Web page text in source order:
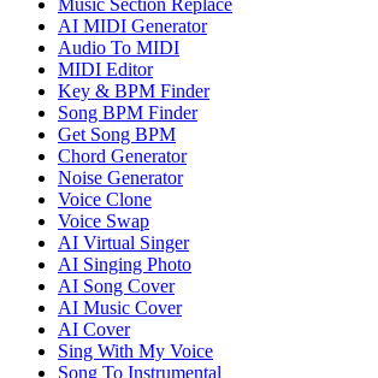
Music Section Replace
AI MIDI Generator
Audio To MIDI
MIDI Editor
Key & BPM Finder
Song BPM Finder
Get Song BPM
Chord Generator
Noise Generator
Voice Clone
Voice Swap
AI Virtual Singer
AI Singing Photo
AI Song Cover
AI Music Cover
AI Cover
Sing With My Voice
Song To Instrumental